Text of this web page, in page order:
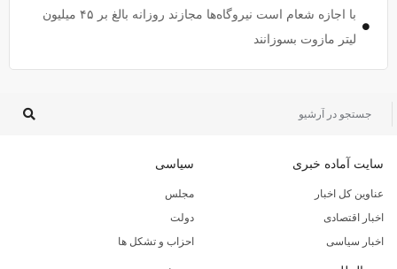
با اجازه شعام است نیروگاه‌ها مجازند روزانه بالغ بر ۴۵ میلیون
لیتر مازوت بسوزانند
سایت آماده خبری
عناوین کل اخبار
اخبار اقتصادی
اخبار سیاسی
سیاسی
مجلس
دولت
احزاب و تشکل ها